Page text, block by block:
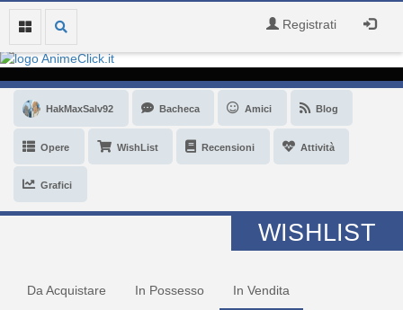
Registrati
HakMaxSalv92 Bacheca Amici Blog
Opere WishList Recensioni Attività
Grafici
WISHLIST
Da Acquistare In Possesso In Vendita